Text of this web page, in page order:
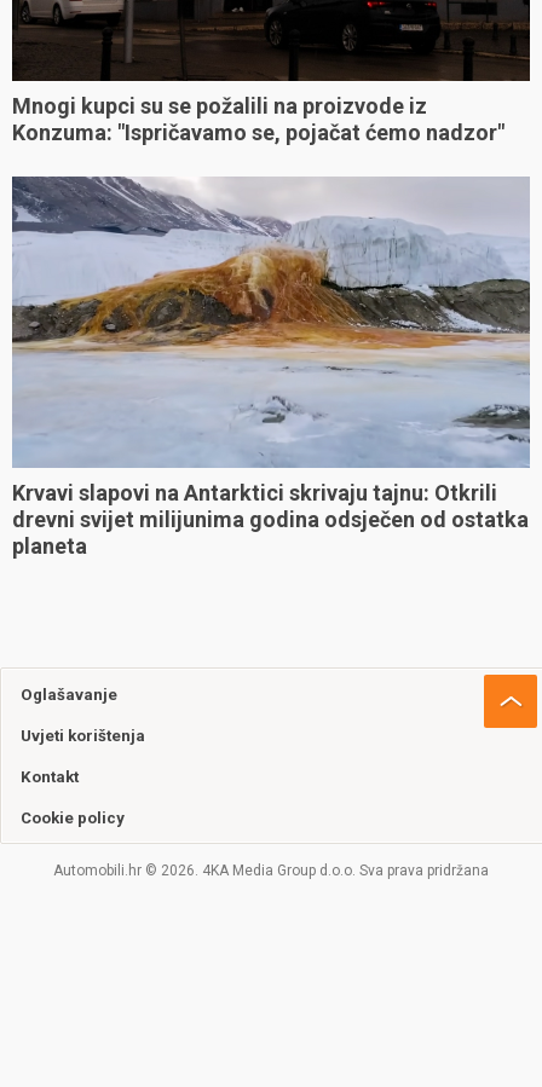
Mnogi kupci su se požalili na proizvode iz
Konzuma: "Ispričavamo se, pojačat ćemo nadzor"
Krvavi slapovi na Antarktici skrivaju tajnu: Otkrili
drevni svijet milijunima godina odsječen od ostatka
planeta
Oglašavanje
Uvjeti korištenja
Kontakt
Cookie policy
Automobili.hr © 2026. 4KA Media Group d.o.o. Sva prava pridržana